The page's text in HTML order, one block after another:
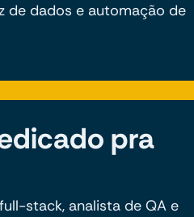
de dados e automação de
pra
stack, analista de QA e